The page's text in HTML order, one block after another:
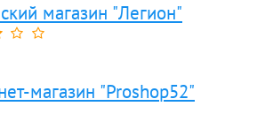
магазин "Легион"
магазин "Proshop52"